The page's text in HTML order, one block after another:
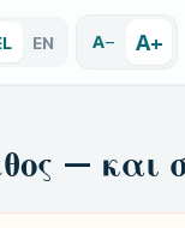
EN Α− Α+
— και